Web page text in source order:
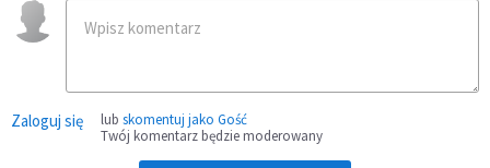
Zaloguj się lub skomentuj jako Gość
Twój komentarz będzie moderowany